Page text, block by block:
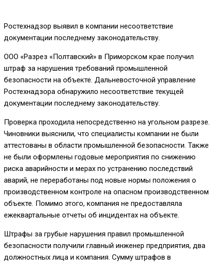
Ростехнадзор выявил в компании несоответствие
документации последнему законодательству.
ООО «Разрез «Полтавский» в Приморском крае получил
штраф за нарушения требований промышленной
безопасности на объекте. Дальневосточной управление
Ростехнадзора обнаружило несоответствие текущей
документации последнему законодательству.
Проверка проходила непосредственно на угольном разрезе.
Чиновники выяснили, что специалисты компании не были
аттестованы в области промышленной безопасности. Также
не были оформлены годовые мероприятия по снижению
риска аварийности и мерах по устранению последствий
аварий, не переработаны под новые нормы положения о
производственном контроле на опасном производственном
объекте. Помимо этого, компания не предоставляла
ежеквартальные отчеты об инцидентах на объекте.
Штрафы за грубые нарушения правил промышленной
безопасности получили главный инженер предприятия, два
должностных лица и компания. Сумму штрафов в